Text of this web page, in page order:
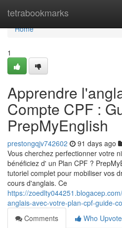
tetrabookmarks
Home
Home
1
Apprendre
Compte CPF :
PrepMyEnglish
prestongqjv742602 91 days ago
Vous cherchez perfectionner votre
bénéficiez d' un Plan CPF ?
tutoriel complet pour mobiliser vos
cours d'anglais. Ce
https://
anglais-avec-votre-plan-cpf-guide-
Comments
Who